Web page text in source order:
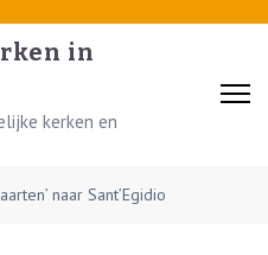
in
kerken en
naar Sant’Egidio